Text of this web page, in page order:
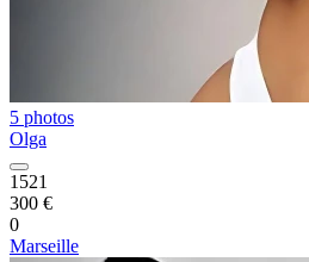
5 photos
Olga
1521
300 €
0
Marseille